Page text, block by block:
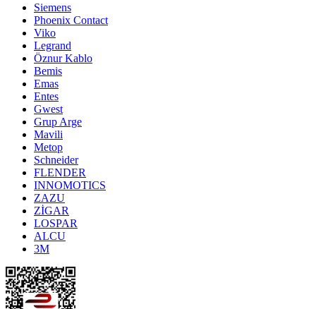
Siemens
Phoenix Contact
Viko
Legrand
Öznur Kablo
Bemis
Emas
Entes
Gwest
Grup Arge
Mavili
Metop
Schneider
FLENDER
INNOMOTICS
ZAZU
ZİGAR
LOSPAR
ALCU
3M